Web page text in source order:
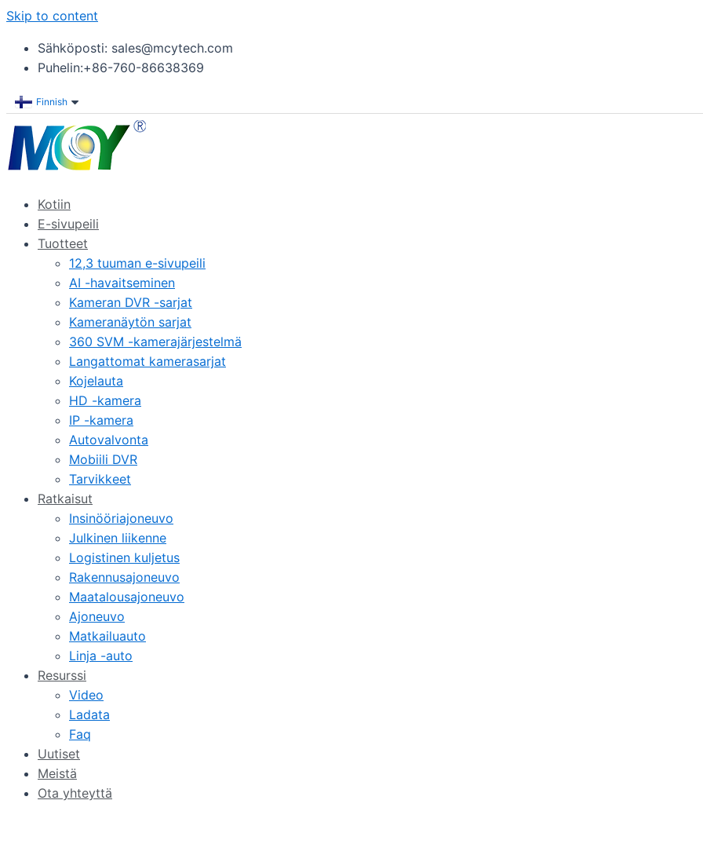
Skip to content
Sähköposti: sales@mcytech.com
Puhelin:+86-760-86638369
Finnish
Kotiin
E-sivupeili
Tuotteet
12,3 tuuman e-sivupeili
AI -havaitseminen
Kameran DVR -sarjat
Kameranäytön sarjat
360 SVM -kamerajärjestelmä
Langattomat kamerasarjat
Kojelauta
HD -kamera
IP -kamera
Autovalvonta
Mobiili DVR
Tarvikkeet
Ratkaisut
Insinööriajoneuvo
Julkinen liikenne
Logistinen kuljetus
Rakennusajoneuvo
Maatalousajoneuvo
Ajoneuvo
Matkailuauto
Linja -auto
Resurssi
Video
Ladata
Faq
Uutiset
Meistä
Ota yhteyttä